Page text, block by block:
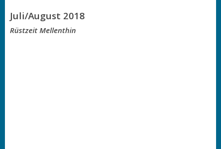
Juli/August 2018
Rüstzeit Mellenthin